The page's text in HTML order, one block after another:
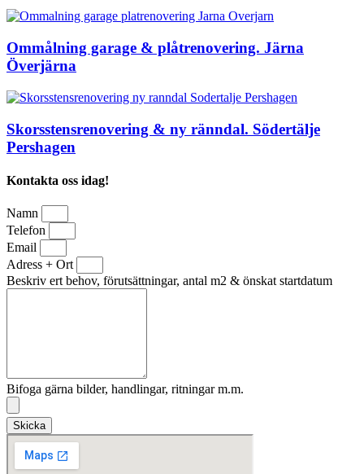
Ommålning garage & plåtrenovering. Järna
Överjärna
Skorsstensrenovering & ny ränndal. Södertälje
Pershagen
Kontakta oss idag!
Namn
Telefon
Email
Adress + Ort
Beskriv ert behov, förutsättningar, antal m2 & önskat startdatum
Bifoga gärna bilder, handlingar, ritningar m.m.
Skicka